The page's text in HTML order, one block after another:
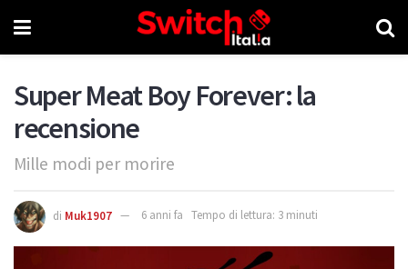
Super Meat Boy Forever: la
recensione
Mille modi per morire
di Muk1907 6 anni fa Tempo di lettura: 3 minuti